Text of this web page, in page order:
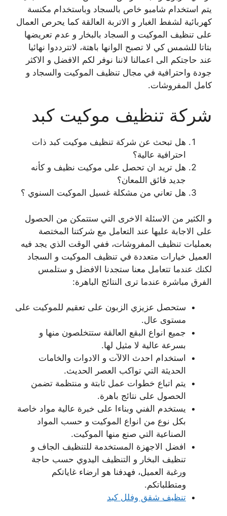
يتم استخدام شامبو خاص بالسجاد وباستخدام مكنسة
كهربائية لشفط الغبار و الاتربة العالقة كما يحرص العمال
على تنظيف الموكيت و السجاد بالبخار و عدم تعريضها
بتاتا للشمس كي لا تصبح الوانها باهتة، لاتترددوا نهائيا
عند حاجتكم الى اعمالنا لاننا نوفر لكم الافضل و الاكثر
جودة واحترافية في مجال تنظيف الموكيت والسجاد و
كامل المفروشات.
شركة تنظيف موكيت كبد
هل تبحث عن شركة تنظيف موكيت كبد ذات
احترافية عالية؟
هل تريد ان تحصل على موكيت نظيف و كأنه
جديد فائق اللمعان؟
هل تعاني من مشكلة غسيل الموكيت السنوي ؟
و الكثير من الاسئلة الاخرى التي ستتمكن من الحصول
على الاجابة عليها عند التعامل مع شركتنا المختصة
بعمليات تنظيف المفروشات، ففي الوقت الذي يجد فيه
العميل خيارات متعددة في تنظيف الموكيت و السجاد
لكنك عندما تتعامل معنا ستجدنا الافضل و ستلمس
الفرق مباشرة عندما ترى النتائج الباهرة:
ستحصل عزيزي الزبون على تعقيم للموكيت على
مستوى عال.
جميع انواع البقع العالقة ستتخلصون منها و
بسرعة عالية لا مثيل لها.
استخدام احدث الالآت و الادوات والخامات
الحديثة التي تواكب العصر الحديث.
يتم اتباع خطوات عمل ثابتة و منتظمة تضمن
الحصول على نتائج باهرة.
يستخدم الفني وبناءا على خبرة عالية مواد خاصة
بكل نوع من انواع الموكيت و حسب المواد
الصناعية التي صنع منها الموكيت.
افضل الاجهزة المستخدمة للتنظيف الجاف و
تنظيف البخار و التنظيف اليدوي حسب حاجة
ورغبة العميل، فهدفنا هو ارضاء غاياتكم
ومتطلباتكم.
تنظيف شقق وفلل كبد